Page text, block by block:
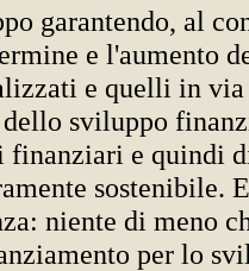
garantendo, al
e l'aumento
e quelli in
sviluppo
e quindi
sostenibile.
niente di meno
per lo